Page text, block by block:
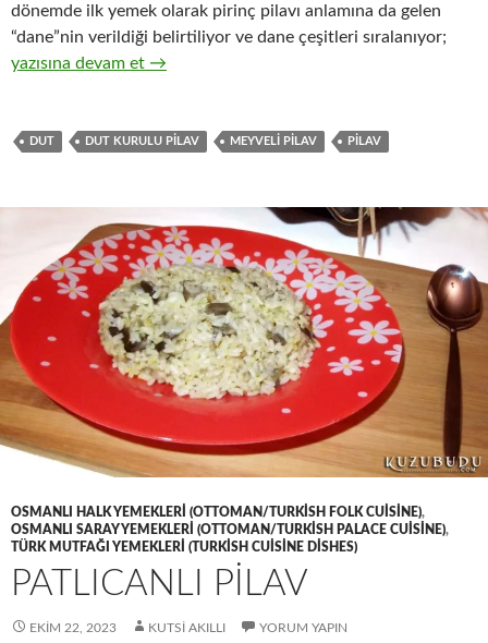
dönemde ilk yemek olarak pirinç pilavı anlamına da gelen
“dane”nin verildiği belirtiliyor ve dane çeşitleri sıralanıyor;
DUTLU PİLAV
yazısına devam et →
DUT DUT KURULU PILAV MEYVELI PILAV PILAV
OSMANLI HALK YEMEKLERI (OTTOMAN/TURKISH FOLK CUISINE),
OSMANLI SARAY YEMEKLERI (OTTOMAN/TURKISH PALACE CUISINE),
TÜRK MUTFAĞI YEMEKLERI (TURKISH CUISINE DISHES)
PATLICANLI PİLAV
EKIM 22, 2023 KUTSI AKILLI YORUM YAPIN